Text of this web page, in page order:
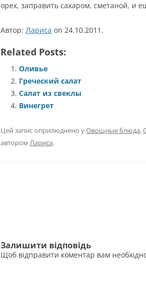
орех, заправить сахаром, сметаной, и
Автор: Лариса on 24.10.2011.
Related Posts:
Оливье
Греческий салат
Салат из свеклы
Винегрет
Цей запис оприлюднено уОвощные блюда,
автором Лариса.
Залишити відповідь
Щоб відправити коментар вам